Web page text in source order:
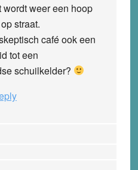
wordt weer een hoop
straat.
café ook een
tot een
schuilkelder?